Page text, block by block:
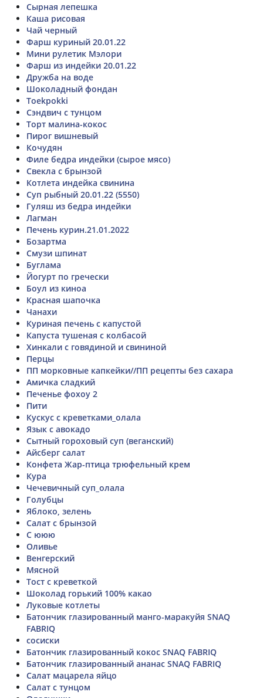
Сырная лепешка
Каша рисовая
Чай черный
Фарш куриный 20.01.22
Мини рулетик Мэлори
Фарш из индейки 20.01.22
Дружба на воде
Шоколадный фондан
Toekpokki
Сэндвич с тунцом
Торт малина-кокос
Пирог вишневый
Кочудян
Филе бедра индейки (сырое мясо)
Свекла с брынзой
Котлета индейка свинина
Суп рыбный 20.01.22 (5550)
Гуляш из бедра индейки
Лагман
Печень курин.21.01.2022
Бозартма
Смузи шпинат
Буглама
Йогурт по гречески
Боул из киноа
Красная шапочка
Чанахи
Куриная печень с капустой
Капуста тушеная с колбасой
Хинкали с говядиной и свининой
Перцы
ПП морковные капкейки//ПП рецепты без сахара
Амичка сладкий
Печенье фохоу 2
Пити
Кускус с креветками_олала
Язык с авокадо
Сытный гороховый суп (веганский)
Айсберг салат
Конфета Жар-птица трюфельный крем
Кура
Чечевичный суп_олала
Голубцы
Яблоко, зелень
Салат с брынзой
С ююю
Оливье
Венгерский
Мясной
Тост с креветкой
Шоколад горький 100% какао
Луковые котлеты
Батончик глазированный манго-маракуйя SNAQ
FABRIQ
сосиски
Батончик глазированный кокос SNAQ FABRIQ
Батончик глазированный ананас SNAQ FABRIQ
Салат мацарела яйцо
Салат с тунцом